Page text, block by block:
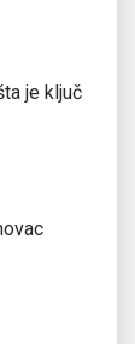
je ključ